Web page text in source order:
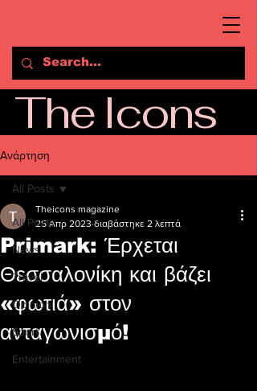
The Icons
Ανάρτηση
All Posts
News
Travel
Opinion
Sport
Entertainment
All Posts
Primark: Έρχεται
Θεσσαλονίκη και βάζει
«φωτιά» στον
ανταγωνισμό!
Theicons magazine
25 Απρ 2023 διαβάστηκε 2 λεπτά